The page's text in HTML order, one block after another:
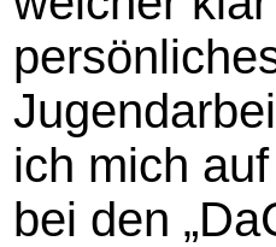
ich mich
bei den